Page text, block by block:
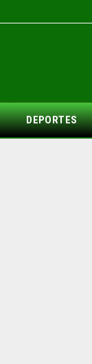
DEPORTES